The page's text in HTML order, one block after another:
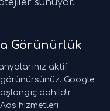
sunuyor.
Görünürlük
aktif
Google
dahildir.
hizmetleri